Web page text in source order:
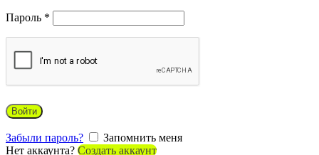
Пароль *
Войти
Забыли пароль?
Запомнить меня
Нет аккаунта? Создать аккаунт